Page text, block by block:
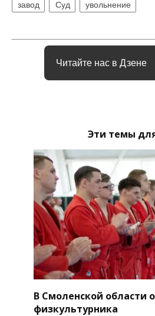
завод Суд увольнение
Читайте нас в Дзене
Эти темы
В Смоленской области
физкультурника